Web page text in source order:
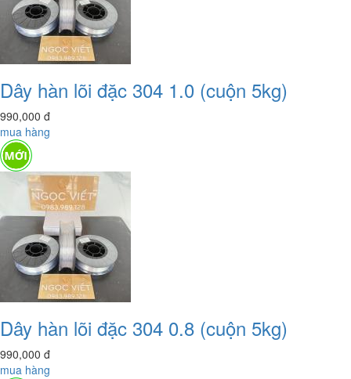
Dây hàn lõi đặc 304 1.0 (cuộn 5kg)
990,000 đ
mua hàng
Dây hàn lõi đặc 304 0.8 (cuộn 5kg)
990,000 đ
mua hàng